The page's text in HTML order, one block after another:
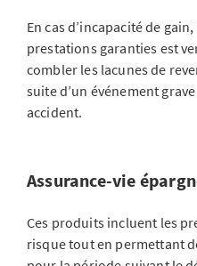
En cas d’incapacité de
prestations garanties est
combler les lacunes de
suite d’un événement
accident.
Assurance-vie
Ces produits incluent les
risque tout en permettant